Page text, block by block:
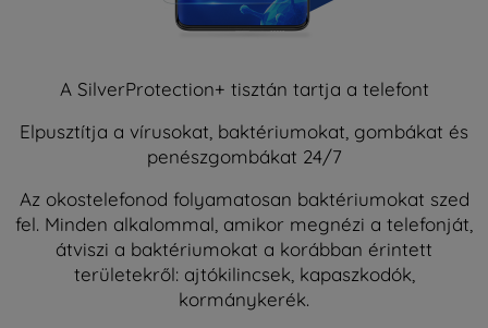
A SilverProtection+ tisztán tartja a telefont
Elpusztítja a vírusokat, baktériumokat, gombákat és
penészgombákat 24/7
Az okostelefonod folyamatosan baktériumokat szed
fel. Minden alkalommal, amikor megnézi a telefonját,
átviszi a baktériumokat a korábban érintett
területekről: ajtókilincsek, kapaszkodók,
kormánykerék.